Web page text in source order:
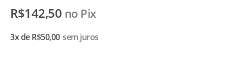
R$142,50 no Pix
3x deR$50,00 sem juros